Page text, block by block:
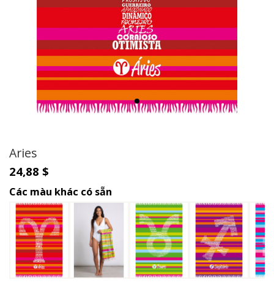
Aries
24,88 $
Các màu khác có sẵn